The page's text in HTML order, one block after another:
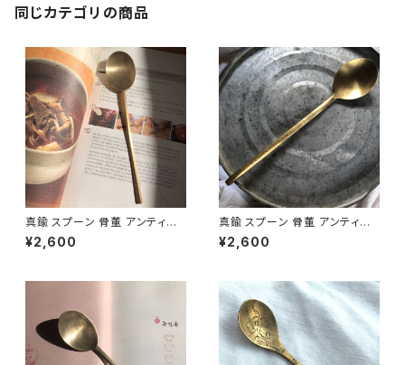
同じカテゴリの商品
真鍮 スプーン 骨董 アンティー
ク 韓国 スッカラ 韓国インテリア
¥2,600
真鍮 スプーン 骨董 アンティー
ク 韓国 スッカラ S-11
¥2,600